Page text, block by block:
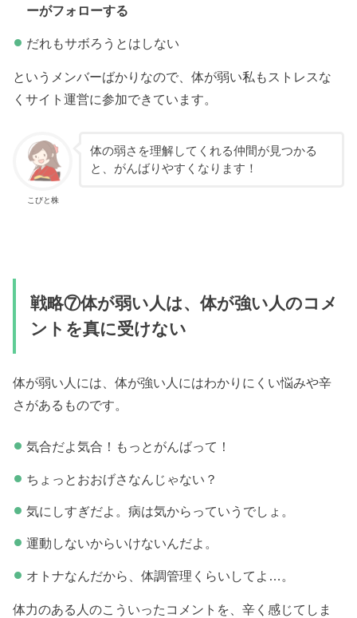
ーがフォローする
だれもサボろうとはしない
というメンバーばかりなので、体が弱い私もストレスな
くサイト運営に参加できています。
こびと株
体の弱さを理解してくれる仲間が見つかる
と、がんばりやすくなります！
戦略⑦体が弱い人は、体が強い人のコメ
ントを真に受けない
体が弱い人には、体が強い人にはわかりにくい悩みや辛
さがあるものです。
気合だよ気合！もっとがんばって！
ちょっとおおげさなんじゃない？
気にしすぎだよ。病は気からっていうでしょ。
運動しないからいけないんだよ。
オトナなんだから、体調管理くらいしてよ…。
体力のある人のこういったコメントを、辛く感じてしま